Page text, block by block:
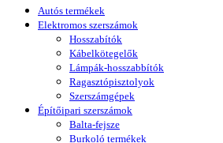
Autós termékek
Elektromos szerszámok
Hosszabítók
Kábelkötegelők
Lámpák-hosszabbítók
Ragasztópisztolyok
Szerszámgépek
Építőipari szerszámok
Balta-fejsze
Burkoló termékek